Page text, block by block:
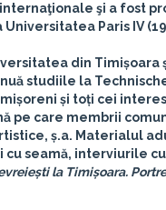
şi a fost
Paris IV
din Timișoara
studiile la
și toți cei
pe care membrii
ș.a. Materialul
cu seamă, interviurile
la Timișoara.